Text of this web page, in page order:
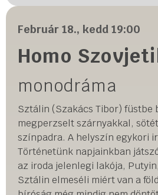
Február 18., kedd 19:00
Homo
monodráma
Sztálin (Szakács Tibor) füstbe
megperzselt szárnyakkal,
színpadra. A helyszín egykori
Történetünk napjainkban
az iroda jelenlegi lakója,
Sztálin elmeséli miért van a